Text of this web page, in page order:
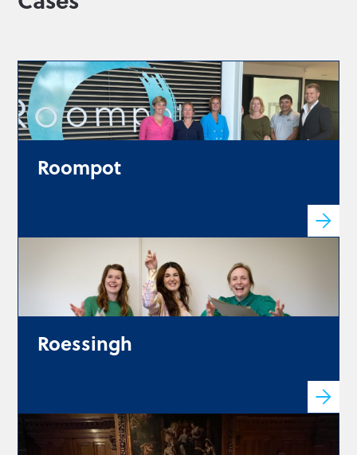
Roompot
Vakantiespecialist Roompot slaat
slag in digitalisering
personeelsdossiers
Roessingh
Klantcase – Roessingh